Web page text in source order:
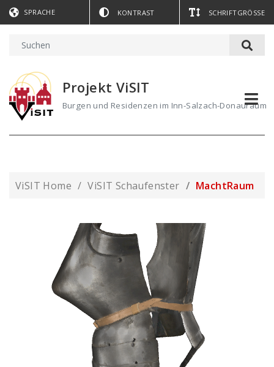
SPRACHE KONTRAST SCHRIFTGRÖSSE
Projekt ViSIT
Burgen und Residenzen im Inn-Salzach-Donauraum
ViSIT Home ViSIT Schaufenster MachtRaum